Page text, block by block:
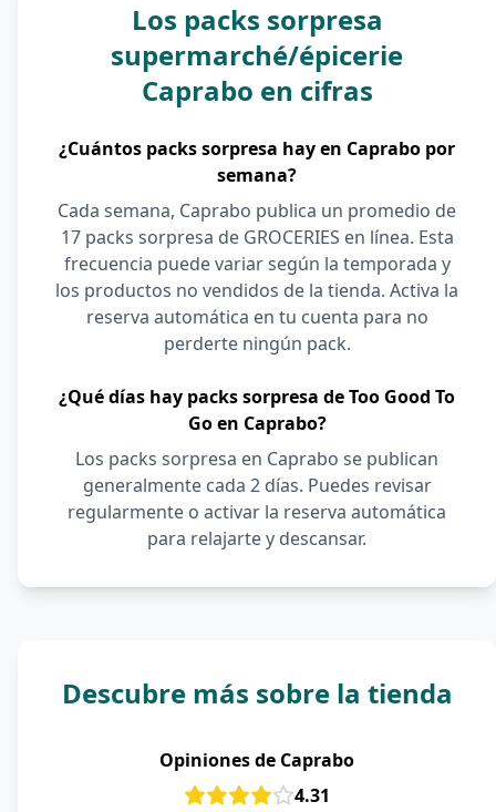
Los packs sorpresa
supermarché/épicerie
Caprabo en cifras
¿Cuántos packs sorpresa hay en Caprabo por
semana?
Cada semana, Caprabo publica un promedio de
17 packs sorpresa de GROCERIES en línea. Esta
frecuencia puede variar según la temporada y
los productos no vendidos de la tienda. Activa la
reserva automática en tu cuenta para no
perderte ningún pack.
¿Qué días hay packs sorpresa de Too Good To
Go en Caprabo?
Los packs sorpresa en Caprabo se publican
generalmente cada 2 días. Puedes revisar
regularmente o activar la reserva automática
para relajarte y descansar.
Descubre más sobre la tienda
Opiniones de Caprabo
4.31